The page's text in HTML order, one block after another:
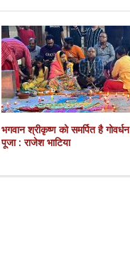
भगवान श्रीकृष्ण को समर्पित है गोवर्धन
पूजा : राजेश भाटिया